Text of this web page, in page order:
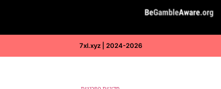
7xl.xyz | 2024-2026